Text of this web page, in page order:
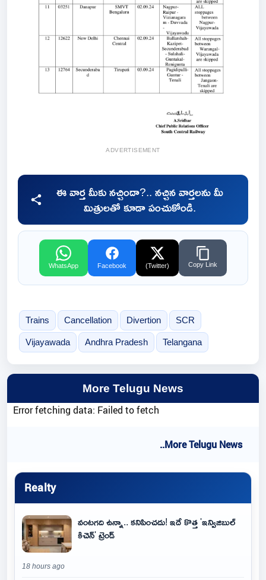
ADVERTISEMENT
ఈ వార్త మీకు నచ్చిందా?.. నచ్చిన వార్తలను మీ
మిత్రులతో కూడా పంచుకోండి.
WhatsApp Facebook (Twitter) Copy Link
Trains Cancellation Divertion SCR
Vijayawada Andhra Pradesh Telangana
More Telugu News
Error fetching data: Failed to fetch
..More Telugu News
Realty
వంటగది ఉన్నా.. కనిపించదు! ఇదే కొత్త 'ఇన్విజిబుల్
కిచెన్' ట్రెండ్
18 hours ago